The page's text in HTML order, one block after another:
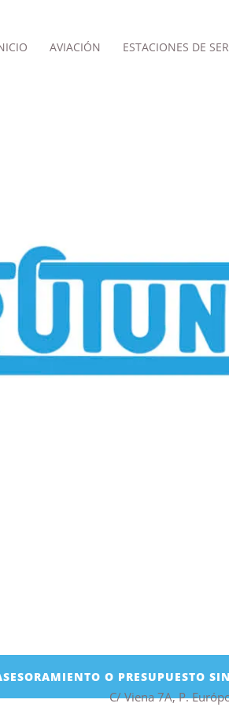
AVIACIÓN ESTACIONES DE
O PRESUPUESTO
C/ Viena 7A, P.